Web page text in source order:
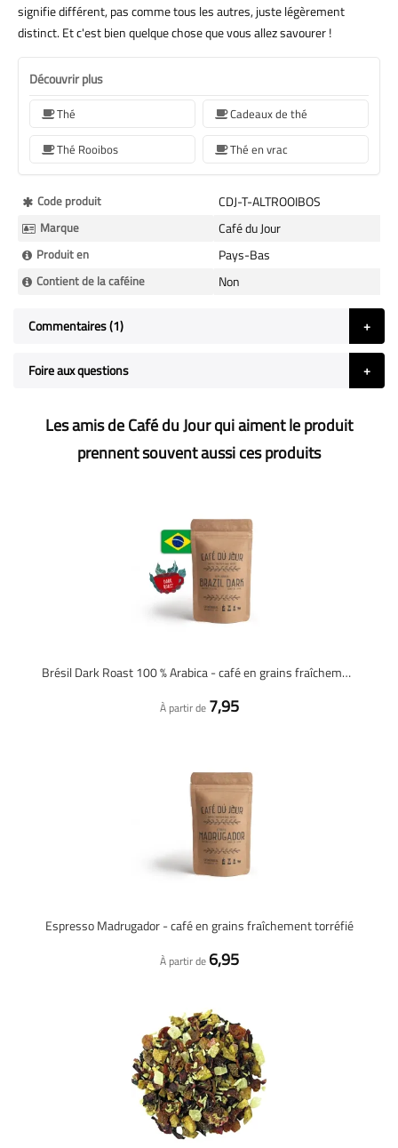
signifie différent, pas comme tous les autres, juste légèrement
distinct. Et c'est bien quelque chose que vous allez savourer !
Découvrir plus
Thé
Cadeaux de thé
Thé Rooibos
Thé en vrac
Plus
d’information
Code produit CDJ-T-ALTROOIBOS
Marque Café du Jour
Produit en Pays-Bas
Contient de la caféine Non
Commentaires 1
Foire aux questions
Les amis de Café du Jour qui aiment le produit
prennent souvent aussi ces produits
Brésil Dark Roast 100 % Arabica - café en grains fraîchement torréfié
À partir de 7,95
Espresso Madrugador - café en grains fraîchement torréfié
À partir de 6,95